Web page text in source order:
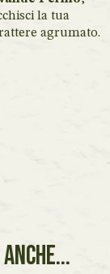
la tua
agrumato.